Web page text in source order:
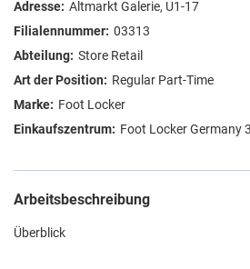
Altmarkt Galerie, U1-17
03313
Store Retail
Regular Part-Time
Foot Locker
Foot Locker Germany
Arbeitsbeschreibung
Überblick